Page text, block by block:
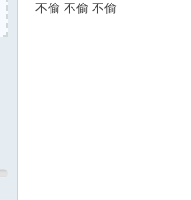
不偷 不偷 不偷